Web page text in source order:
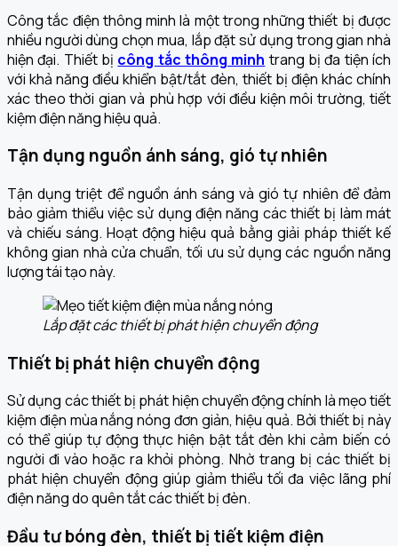
Công tắc điện thông minh là một trong những thiết bị được
nhiều người dùng chọn mua, lắp đặt sử dụng trong gian nhà
hiện đại. Thiết bị công tắc thông minh trang bị đa tiện ích
với khả năng điều khiển bật/tắt đèn, thiết bị điện khác chính
xác theo thời gian và phù hợp với điều kiện môi trường, tiết
kiệm điện năng hiệu quả.
Tận dụng nguồn ánh sáng, gió tự nhiên
Tận dụng triệt để nguồn ánh sáng và gió tự nhiên để đảm
bảo giảm thiểu việc sử dụng điện năng các thiết bị làm mát
và chiếu sáng. Hoạt động hiệu quả bằng giải pháp thiết kế
không gian nhà cửa chuẩn, tối ưu sử dụng các nguồn năng
lượng tái tạo này.
Lắp đặt các thiết bị phát hiện chuyển động
Thiết bị phát hiện chuyển động
Sử dụng các thiết bị phát hiện chuyển động chính là mẹo tiết
kiệm điện mùa nắng nóng đơn giản, hiệu quả. Bởi thiết bị này
có thể giúp tự động thực hiện bật tắt đèn khi cảm biến có
người đi vào hoặc ra khỏi phòng. Nhờ trang bị các thiết bị
phát hiện chuyển động giúp giảm thiểu tối đa việc lãng phí
điện năng do quên tắt các thiết bị đèn.
Đầu tư bóng đèn, thiết bị tiết kiệm điện